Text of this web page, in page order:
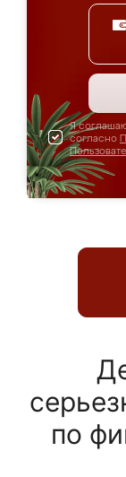
Я
согласно
по